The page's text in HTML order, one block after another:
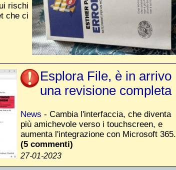
rischi
che ci
Esplora File, è in arrivo
una revisione completa
News - Cambia l'interfaccia, che diventa
più amichevole verso i touchscreen, e
aumenta l'integrazione con Microsoft 365.
(5 commenti)
27-01-2023